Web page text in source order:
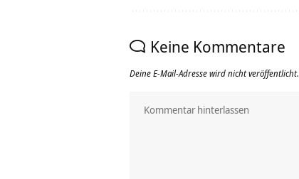
Keine Kommentare
Deine E-Mail-Adresse wird nicht veröffentlicht.